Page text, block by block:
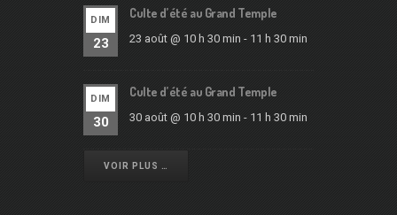
DIM
23
Culte d’été au Grand Temple
23 août @ 10 h 30 min - 11 h 30 min
DIM
30
Culte d’été au Grand Temple
30 août @ 10 h 30 min - 11 h 30 min
VOIR PLUS …